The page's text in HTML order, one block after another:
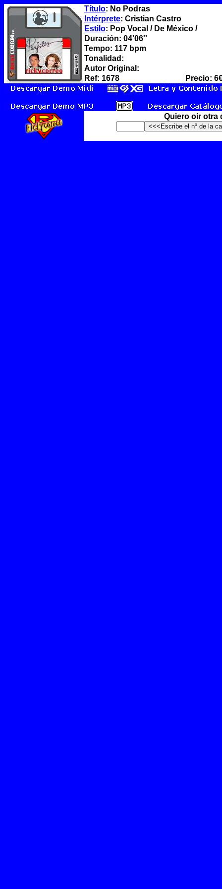
Título: No Podras
Intérprete: Cristian Castro
Estilo: Pop Vocal / De México /
Duración: 04'06''
Tempo: 117 bpm
Tonalidad:
Autor Original:
Ref: 1678
Precio:
Quiero oir otra